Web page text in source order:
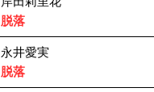
脱落
永井愛実
脱落